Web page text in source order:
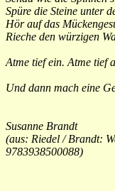
Spüre die Steine unter
Hör auf das
Rieche den würzigen
Atme tief ein. Atme tief
Und dann mach eine
Susanne Brandt
(aus: Riedel / Brandt:
9783938500088)